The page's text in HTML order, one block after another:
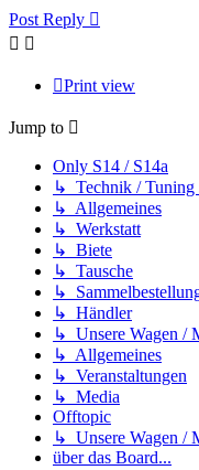
Post Reply
Print view
Jump to
Only S14 / S14a
↳ Technik / Tuning
↳ Allgemeines
↳ Werkstatt
↳ Biete
↳ Tausche
↳
↳ Händler
↳ Unsere Wagen /
↳ Allgemeines
↳ Veranstaltungen
↳ Media
Offtopic
↳ Unsere Wagen /
über das Board...